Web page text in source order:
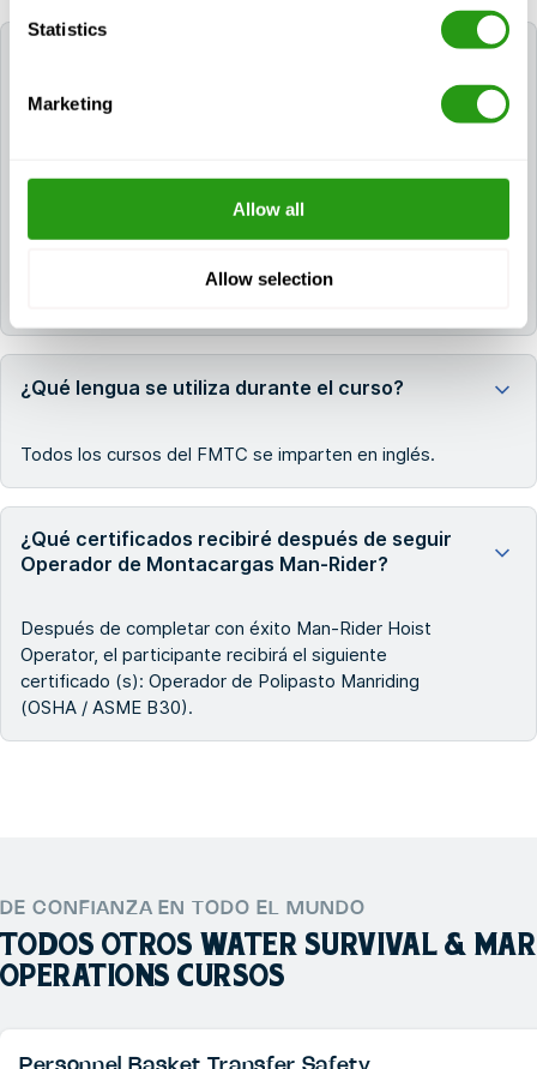
Statistics
Marketing
Allow all
Allow selection
¿Puede la FMTC ayudarme a reservar un hotel
o llame al+31 (0) 85 130 74
todos los detalles del hotel y las instrucciones para
¿Qué lengua se utiliza durante el curso?
Todos los cursos del FMTC se imparten en inglés.
¿Qué certificados recibiré después de seguir
Operador de Montacargas Man-Rider?
Después de completar con éxito Man-Rider Hoist
Operator, el participante recibirá el siguiente
certificado (s): Operador de Polipasto Manriding
(OSHA / ASME B30).
DE CONFIANZA EN TODO EL MUNDO
TODOS OTROS WATER SURVIVAL &
OPERATIONS CURSOS
Personnel Basket Transfer Safety